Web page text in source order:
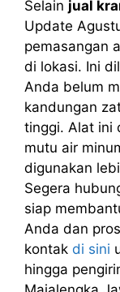
Selain jual
Update
pemasangan
di lokasi. Ini
Anda belum
kandungan
tinggi. Alat ini
mutu air
digunakan
Segera
siap
Anda dan
kontak di sini
hingga